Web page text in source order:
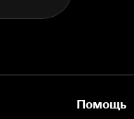
Помощь